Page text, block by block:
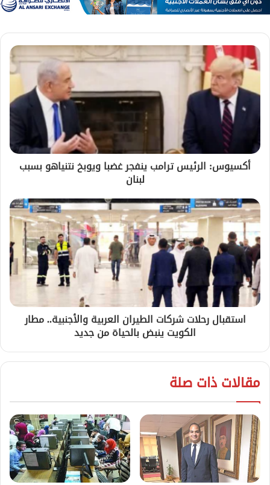
أكسيوس: الرئيس ترامب ينفجر غضبا ويوبخ نتنياهو بسبب
لبنان
استقبال رحلات شركات الطيران العربية والأجنبية.. مطار
الكويت ينبض بالحياة من جديد
مقالات ذات صلة